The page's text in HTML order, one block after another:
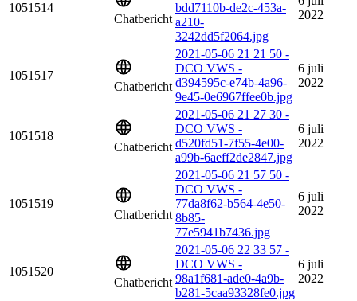
1051514
Chatbericht
bdd7110b-de2c-453a-
a210-
3242dd5f2064.jpg
2022
1051517
Chatbericht
2021-05-06 21 21 50 -
DCO VWS -
d394595c-e74b-4a96-
9e45-0e6967ffee0b.jpg
6 juli
2022
1051518
Chatbericht
2021-05-06 21 27 30 -
DCO VWS -
d520fd51-7f55-4e00-
a99b-6aeff2de2847.jpg
6 juli
2022
1051519
Chatbericht
2021-05-06 21 57 50 -
DCO VWS -
77da8f62-b564-4e50-
8b85-
77e5941b7436.jpg
6 juli
2022
1051520
Chatbericht
2021-05-06 22 33 57 -
DCO VWS -
98a1f681-ade0-4a9b-
b281-5caa93328fe0.jpg
6 juli
2022